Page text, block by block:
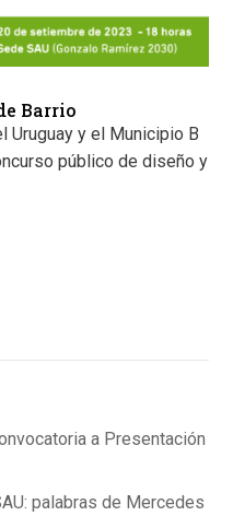
Barrio
Uruguay y el Municipio B
público de diseño y
a Presentación
palabras de Mercedes